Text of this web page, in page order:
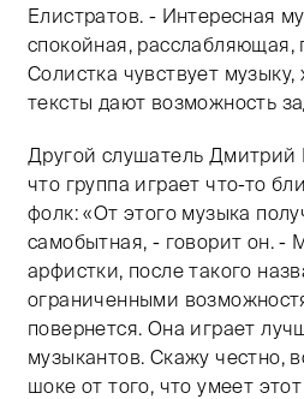
Елистратов. - Интересная
спокойная, расслабляющая,
Солистка чувствует
тексты дают возможность
Другой слушатель Дмитрий
что группа играет что-то
фолк: «От этого музыка
самобытная, - говорит он. -
арфистки, после такого
ограниченными
повернется. Она играет
музыкантов. Скажу честно,
шоке от того, что умеет